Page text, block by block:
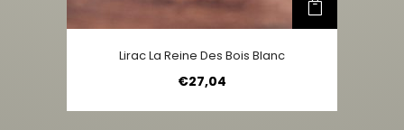
Lirac La Reine Des Bois Blanc
€27,04